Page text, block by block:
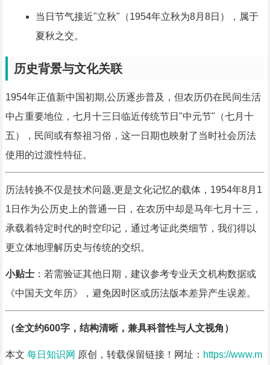
当日节气接近"立秋"（1954年立秋为8月8日），属于
夏秋之交。
历史背景与文化关联
1954年正值新中国初期,公历逐步普及，但农历仍在民间生活
中占重要地位，七月十三日临近传统节日"中元节"（七月十
五），民间或有祭祖习俗，这一日期也映射了当时社会历法
使用的过渡性特征。
历法转换不仅是技术问题,更是文化记忆的载体，1954年8月1
1日作为公历史上的普通一日，在农历中却是马年七月十三，
承载着特定时代的时空印记，通过考证此类细节，我们得以
更立体地理解历史与传统的交织。
小贴士：若需验证其他日期，建议参考专业天文机构数据或
《中国天文年历》，避免因时区或历法版本差异产生误差。
（全文约600字，结构清晰，兼具科普性与人文视角）
本文 每日知识网 原创，转载保留链接！网址： https://www.m